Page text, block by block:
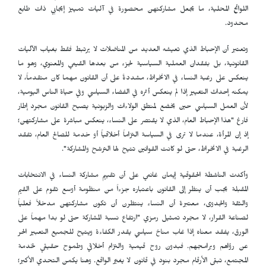
اللوائح المحلية، ما يجعل مشاركتهن محصورة في آليات تمييز إيجابي ذات طابع
محدود.
وتعتبر أن الإحباط الذي تعيشه العديد من المناضلات لا يرتبط فقط بغياب الآليات
القانونية، بل بفقدان العملية السياسية لجزء من بعدها القيمي والمعنوي، وهو ما
ينعكس على رغبة النساء في الانخراط، مشددةً على أن القانون مهما كان متقدماً، لا
يمكنه إحداث التغيير إذا لم ينعكس أثره في الفضاء السياسي وفي حياة الناس اليومية،
لأن العمل السياسي حين يخضع لمنطق الولاءات والزبونية يصبح القانون مجرد إطار
فارغ "هذا الإحباط العام، الذي لا يقتصر على النساء، ينعكس مباشرة على مشاركتهن؛
إذ إن المرأة، عندما لا ترى في السياسة التزاماً أخلاقياً أو خدمة للصالح العام، تفقد
الرغبة في الانخراط، حتى لو كانت القوانين تتيح لها الترشح والمشاركة".
وأكدت الناشطة الحقوقية إيمان غانمي على أن تقييم مشاركة النساء في الانتخابات
المقبلة يجب أن ينظر إلى القانون باعتباره جزءاً من منظومة أوسع تقوم على القيم
والثقة والجدوى، معتبرة أن النساء ينتظرن أن تكون مشاركتهن مدخلاً فعلياً
لصناعة القرار، لا مجرد تمثيل رمزي "ارتفاع نسبة المشاركة حتى لو بدا مهماً على
الورق، يفقد معناه إذا غاب مناخ سياسي يقدر الكفاءة ويتيح للجميع التعبير الحر
عن رؤاهم وبرامجهم. فبدون روح قيمية والتزام أخلاقي وطموح حقيقي لخدمة
المجتمع، تبقى الأرقام مجرد بنود في قانون لا يغيّر الواقع. وهنا يكمن التحدي الأكبر؛